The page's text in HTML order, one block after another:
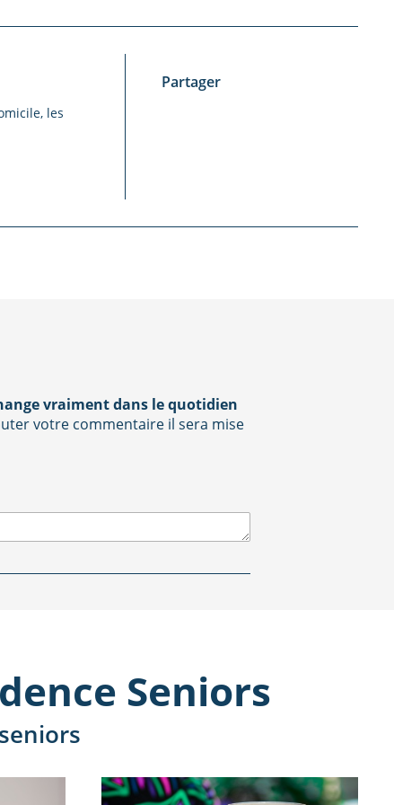
les
Partager
vraiment dans le quotidien
votre commentaire il sera mise
Seniors